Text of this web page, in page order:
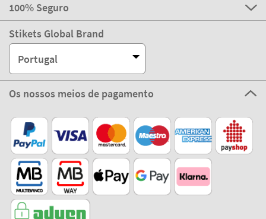
100% Seguro
Stikets Global Brand
Portugal
Os nossos meios de pagamento